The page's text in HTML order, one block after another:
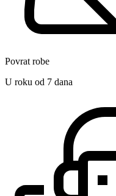
Povrat robe
U roku od 7 dana